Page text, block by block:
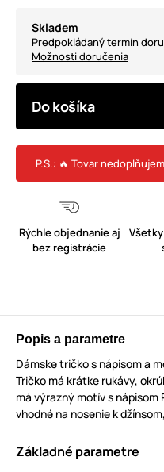
Skladem
Predpokládaný termín
Možnosti doručenia
Do košíka
P.S.: 🔥 Tovar
Rýchle objednanie aj
bez registrácie
Popis a parametre
Dámske tričko s nápisom a
Tričko má krátke rukávy,
má výrazný motív s nápisom
vhodné na nosenie k
Základné parametre